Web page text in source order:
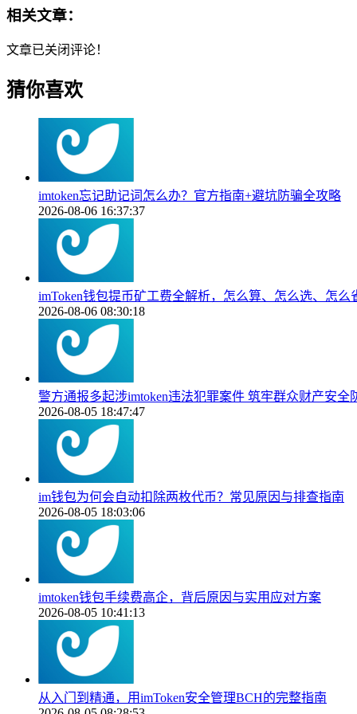
相关文章：
文章已关闭评论！
猜你喜欢
imtoken忘记助记词怎么办？官方指南+避坑防骗全攻略
2026-08-06 16:37:37
imToken钱包提币矿工费全解析，怎么算、怎么选、怎么
2026-08-06 08:30:18
警方通报多起涉imtoken违法犯罪案件 筑牢群众财产安全
2026-08-05 18:47:47
im钱包为何会自动扣除两枚代币？常见原因与排查指南
2026-08-05 18:03:06
imtoken钱包手续费高企，背后原因与实用应对方案
2026-08-05 10:41:13
从入门到精通，用imToken安全管理BCH的完整指南